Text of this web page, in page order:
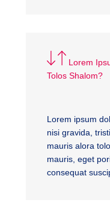
Lorem
Tolos Shalom?
Lorem ipsum
nisi gravida,
mauris alora
mauris, eget
consequat